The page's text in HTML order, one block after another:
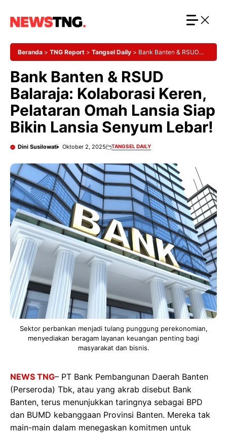
Beranda > TNG Report > Tangsel Daily > Bank Banten & RSUD
Lansia Senyum Lebar!
Bank Banten & RSUD
Balaraja: Kolaborasi Keren,
Pelataran Omah Lansia Siap
Bikin Lansia Senyum Lebar!
Dini Susilowati Oktober 2, 2025 TANGSEL DAILY
Sektor perbankan menjadi tulang punggung perekonomian,
menyediakan beragam layanan keuangan penting bagi
masyarakat dan bisnis.
NEWS TNG– PT Bank Pembangunan Daerah Banten
(Perseroda) Tbk, atau yang akrab disebut Bank
Banten, terus menunjukkan taringnya sebagai BPD
dan BUMD kebanggaan Provinsi Banten. Mereka tak
main-main dalam menegaskan komitmen untuk